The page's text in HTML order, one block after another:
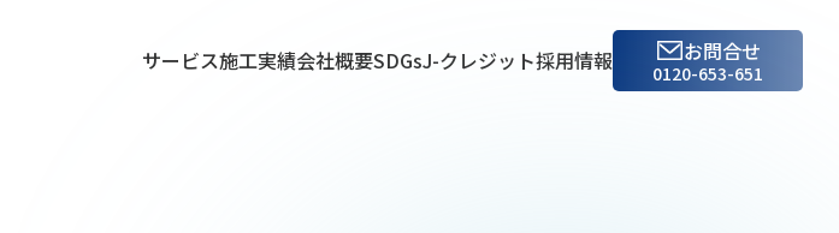
サービス施工実績会社概要SDGsJ-クレジット採用情報 お問合せ
0120-653-651